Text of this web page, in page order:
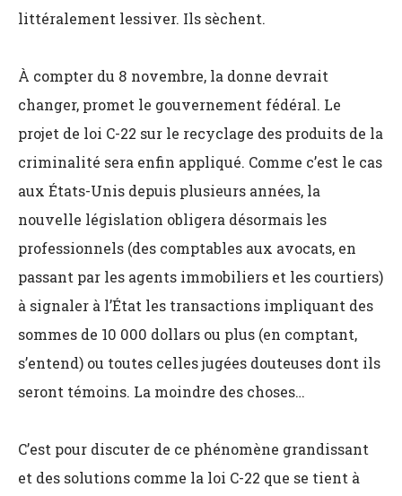
littéralement lessiver. Ils sèchent.
À compter du 8 novembre, la donne devrait
changer, promet le gouvernement fédéral. Le
projet de loi C-22 sur le recyclage des produits de la
criminalité sera enfin appliqué. Comme c’est le cas
aux États-Unis depuis plusieurs années, la
nouvelle législation obligera désormais les
professionnels (des comptables aux avocats, en
passant par les agents immobiliers et les courtiers)
à signaler à l’État les transactions impliquant des
sommes de 10 000 dollars ou plus (en comptant,
s’entend) ou toutes celles jugées douteuses dont ils
seront témoins. La moindre des choses…
C’est pour discuter de ce phénomène grandissant
et des solutions comme la loi C-22 que se tient à